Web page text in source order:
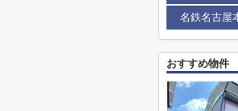
名鉄名古屋
おすすめ物件